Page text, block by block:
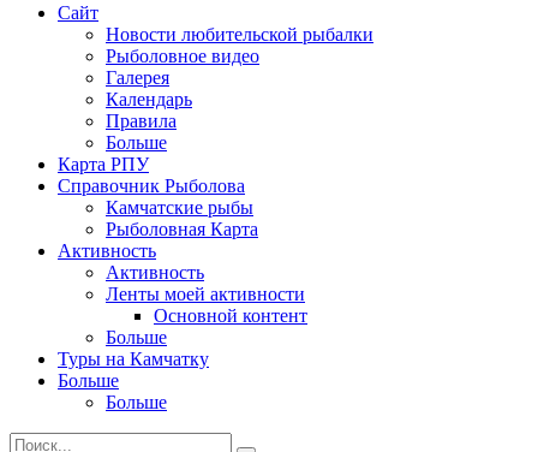
Сайт
Новости любительской рыбалки
Рыболовное видео
Галерея
Календарь
Правила
Больше
Карта РПУ
Справочник Рыболова
Камчатские рыбы
Рыболовная Карта
Активность
Активность
Ленты моей активности
Основной контент
Больше
Туры на Камчатку
Больше
Больше